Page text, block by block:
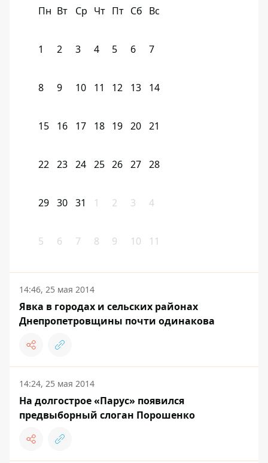
Пн Вт Ср Чт Пт Сб Вс
1 2 3 4 5 6 7
8 9 10 11 12 13 14
15 16 17 18 19 20 21
22 23 24 25 26 27 28
29 30 31 1 2 3 4
5 6 7 8 9 10 11
14:46, 25 мая 2014
Явка в городах и сельских районах
Днепропетровщины почти одинакова
14:24, 25 мая 2014
На долгострое «Парус» появился
предвыборный слоган Порошенко